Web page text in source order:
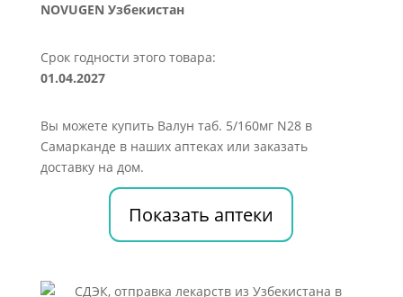
NOVUGEN Узбекистан
Срок годности этого товара:
01.04.2027
Вы можете купить Валун таб. 5/160мг N28 в
Самарканде в наших аптеках или заказать
доставку на дом.
Показать аптеки